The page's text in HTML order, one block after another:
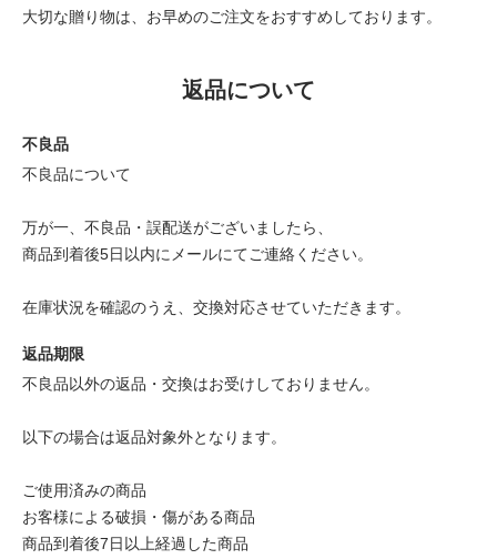
大切な贈り物は、お早めのご注文をおすすめしております。
返品について
不良品
不良品について
万が一、不良品・誤配送がございましたら、
商品到着後5日以内にメールにてご連絡ください。
在庫状況を確認のうえ、交換対応させていただきます。
返品期限
不良品以外の返品・交換はお受けしておりません。
以下の場合は返品対象外となります。
ご使用済みの商品
お客様による破損・傷がある商品
商品到着後7日以上経過した商品